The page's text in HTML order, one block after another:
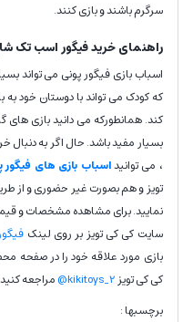
سرگرم باشند و بازی کنند.
راهنمای خرید فیگور اسب تک
اسباب بازی فیگور پونی می تواند
که کودک می تواند با دوستان خود به
کند. همانطورکه می دانید بازی
بسیار مفید باشد. حال اگر به دنبال
، می توانیداسباب بازی های فیگور
تویز و هم بصورت غیر حضوری و از
نمایید. برای مشاهده مشخصات و
سایت کی کی تویز بر روی لینک
بازی مورد علاقه خود را در صفحه
کی کی تویزkikitoys_2@
مراجعه
برچسبها :